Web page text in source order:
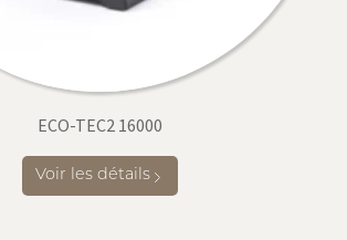
ECO-TEC2 16000
Voir les détails